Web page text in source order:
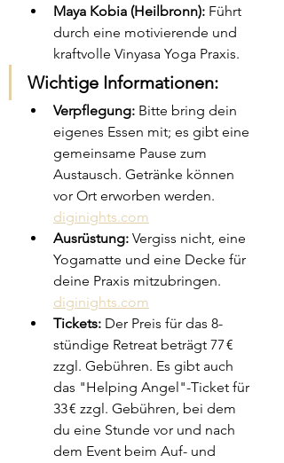
Maya Kobia (Heilbronn): Führt
durch eine motivierende und
kraftvolle Vinyasa Yoga Praxis.
Wichtige Informationen:
Verpflegung: Bitte bring dein
eigenes Essen mit; es gibt eine
gemeinsame Pause zum
Austausch. Getränke können
vor Ort erworben werden.​
diginights.com
Ausrüstung: Vergiss nicht, eine
Yogamatte und eine Decke für
deine Praxis mitzubringen.​
diginights.com
Tickets: Der Preis für das 8-
stündige Retreat beträgt 77 €
zzgl. Gebühren. Es gibt auch
das "Helping Angel"-Ticket für
33 € zzgl. Gebühren, bei dem
du eine Stunde vor und nach
dem Event beim Auf- und